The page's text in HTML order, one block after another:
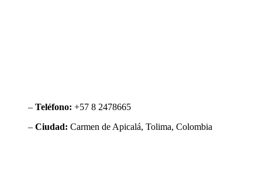
– Teléfono: +57 8 2478665
– Ciudad: Carmen de Apicalá, Tolima, Colombia